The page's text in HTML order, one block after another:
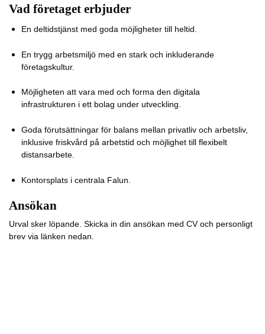
Vad företaget erbjuder
En deltidstjänst med goda möjligheter till heltid.
En trygg arbetsmiljö med en stark och inkluderande
företagskultur.
Möjligheten att vara med och forma den digitala
infrastrukturen i ett bolag under utveckling.
Goda förutsättningar för balans mellan privatliv och arbetsliv,
inklusive friskvård på arbetstid och möjlighet till flexibelt
distansarbete.
Kontorsplats i centrala Falun.
Ansökan
Urval sker löpande. Skicka in din ansökan med CV och personligt
brev via länken nedan.